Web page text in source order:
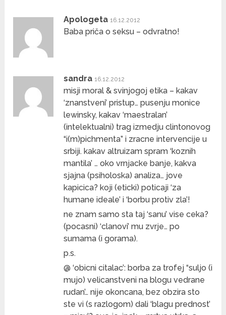
Apologeta 16.12.2012
Baba priča o seksu – odvratno!
sandra 16.12.2012
misji moral & svinjogoj etika – kakav
‘znanstveni’ pristup… pusenju monice
lewinsky, kakav ‘maestralan’
(intelektualni) trag izmedju clintonovog
“i(m)pichmenta” i zracne intervencije u
srbiji. kakav altruizam spram ‘koznih
mantila’ … oko vrnjacke banje, kakva
sjajna (psiholoska) analiza… jove
kapicica? koji (eticki) poticaji ‘za
humane ideale’ i ‘borbu protiv zla’!
ne znam samo sta taj ‘sanu’ vise ceka?
(pocasni) ‘clanovi’ mu zvrje… po
sumama (i gorama).
p.s.
@ ‘obicni citalac’: borba za trofej “suljo (i
mujo) velicanstveni na blogu vedrane
rudan’… nije okoncana, bez obzira sto
ste vi (s razlogom) dali ‘blagu prednost’